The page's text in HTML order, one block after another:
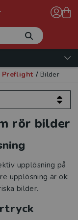
Preflight / Bilder
rör bilder
upplösning på
upplösning är ok:
bilder.